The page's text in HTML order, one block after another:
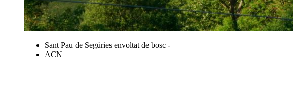
Sant Pau de Segúries envoltat de bosc -
ACN